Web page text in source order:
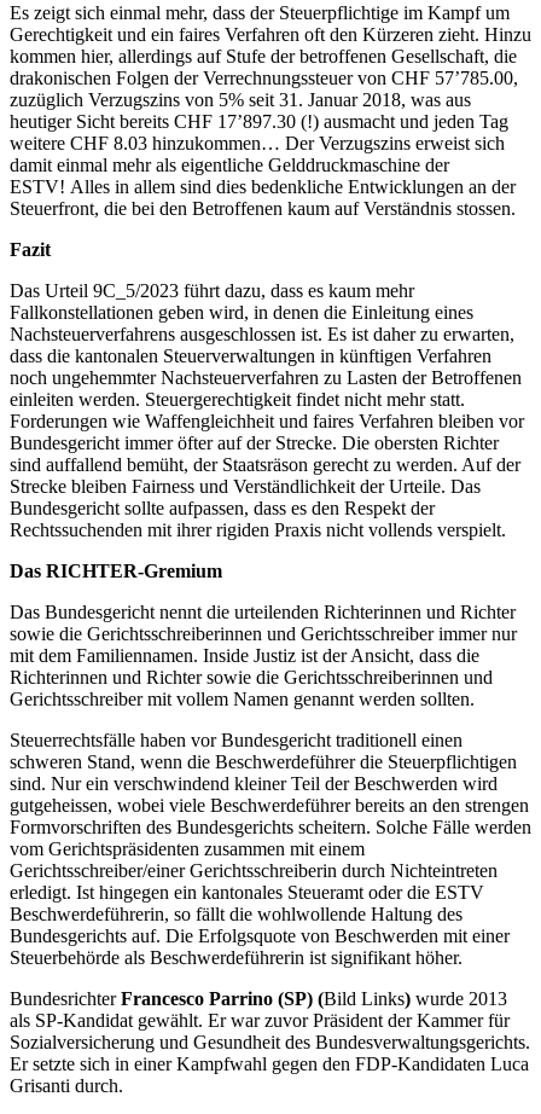
Es zeigt sich einmal mehr, dass der Steuerpflichtige im Kampf um
Gerechtigkeit und ein faires Verfahren oft den Kürzeren zieht. Hinzu
kommen hier, allerdings auf Stufe der betroffenen Gesellschaft, die
drakonischen Folgen der Verrechnungssteuer von CHF 57’785.00,
zuzüglich Verzugszins von 5% seit 31. Januar 2018, was aus
heutiger Sicht bereits CHF 17’897.30 (!) ausmacht und jeden Tag
weitere CHF 8.03 hinzukommen… Der Verzugszins erweist sich
damit einmal mehr als eigentliche Gelddruckmaschine der
ESTV! Alles in allem sind dies bedenkliche Entwicklungen an der
Steuerfront, die bei den Betroffenen kaum auf Verständnis stossen.
Fazit
Das Urteil 9C_5/2023 führt dazu, dass es kaum mehr
Fallkonstellationen geben wird, in denen die Einleitung eines
Nachsteuerverfahrens ausgeschlossen ist. Es ist daher zu erwarten,
dass die kantonalen Steuerverwaltungen in künftigen Verfahren
noch ungehemmter Nachsteuerverfahren zu Lasten der Betroffenen
einleiten werden. Steuergerechtigkeit findet nicht mehr statt.
Forderungen wie Waffengleichheit und faires Verfahren bleiben vor
Bundesgericht immer öfter auf der Strecke. Die obersten Richter
sind auffallend bemüht, der Staatsräson gerecht zu werden. Auf der
Strecke bleiben Fairness und Verständlichkeit der Urteile. Das
Bundesgericht sollte aufpassen, dass es den Respekt der
Rechtssuchenden mit ihrer rigiden Praxis nicht vollends verspielt.
Das RICHTER-Gremium
Das Bundesgericht nennt die urteilenden Richterinnen und Richter
sowie die Gerichtsschreiberinnen und Gerichtsschreiber immer nur
mit dem Familiennamen. Inside Justiz ist der Ansicht, dass die
Richterinnen und Richter sowie die Gerichtsschreiberinnen und
Gerichtsschreiber mit vollem Namen genannt werden sollten.
Steuerrechtsfälle haben vor Bundesgericht traditionell einen
schweren Stand, wenn die Beschwerdeführer die Steuerpflichtigen
sind. Nur ein verschwindend kleiner Teil der Beschwerden wird
gutgeheissen, wobei viele Beschwerdeführer bereits an den strengen
Formvorschriften des Bundesgerichts scheitern. Solche Fälle werden
vom Gerichtspräsidenten zusammen mit einem
Gerichtsschreiber/einer Gerichtsschreiberin durch Nichteintreten
erledigt. Ist hingegen ein kantonales Steueramt oder die ESTV
Beschwerdeführerin, so fällt die wohlwollende Haltung des
Bundesgerichts auf. Die Erfolgsquote von Beschwerden mit einer
Steuerbehörde als Beschwerdeführerin ist signifikant höher.
BundesrichterFrancesco Parrino (SP) (Bild Links) wurde 2013
als SP-Kandidat gewählt. Er war zuvor Präsident der Kammer für
Sozialversicherung und Gesundheit des Bundesverwaltungsgerichts.
Er setzte sich in einer Kampfwahl gegen den FDP-Kandidaten Luca
Grisanti durch.